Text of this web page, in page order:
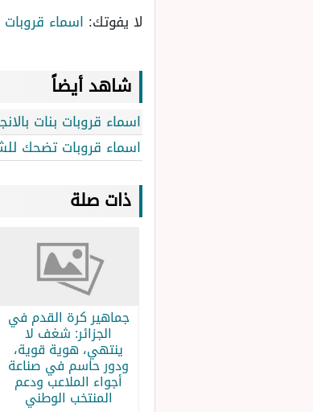
لا يفوتك: اسماء
شاهد أيضاً
اسماء قروبات بنات بالانجليزي روشة
اسماء قروبات تضحك
ذات صلة
جماهير كرة القدم في
الجزائر: شغف لا
ينتهي، هوية قوية،
ودور حاسم في صناعة
أجواء الملاعب ودعم
المنتخب الوطني